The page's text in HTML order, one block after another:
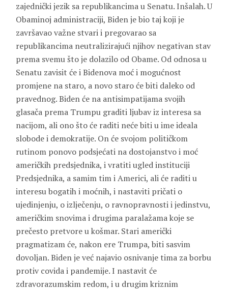
zajednički jezik sa republikancima u Senatu. Inšalah. U
Obaminoj administraciji, Biden je bio taj koji je
završavao važne stvari i pregovarao sa
republikancima neutralizirajući njihov negativan stav
prema svemu što je dolazilo od Obame. Od odnosa u
Senatu zavisit će i Bidenova moć i mogućnost
promjene na staro, a novo staro će biti daleko od
pravednog. Biden će na antisimpatijama svojih
glasača prema Trumpu graditi ljubav iz interesa sa
nacijom, ali ono što će raditi neće biti u ime ideala
slobode i demokratije. On će svojom političkom
rutinom ponovo podsjećati na dostojanstvo i moć
američkih predsjednika, i vratiti ugled instituciji
Predsjednika, a samim tim i Americi, ali će raditi u
interesu bogatih i moćnih, i nastaviti pričati o
ujedinjenju, o izlječenju, o ravnopravnosti i jedinstvu,
američkim snovima i drugima paralažama koje se
prečesto pretvore u košmar. Stari američki
pragmatizam će, nakon ere Trumpa, biti sasvim
dovoljan. Biden je već najavio osnivanje tima za borbu
protiv covida i pandemije. I nastavit će
zdravorazumskim redom, i u drugim kriznim